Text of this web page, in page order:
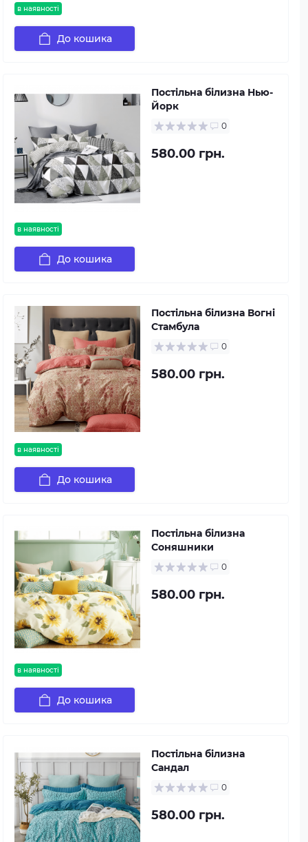
в наявності
До кошика
в наявності
Постільна білизна Нью-
Йорк
0
580.00 грн.
До кошика
в наявності
Постільна білизна Вогні
Стамбула
0
580.00 грн.
До кошика
в наявності
Постільна білизна
Соняшники
0
580.00 грн.
До кошика
Постільна білизна
Сандал
0
580.00 грн.